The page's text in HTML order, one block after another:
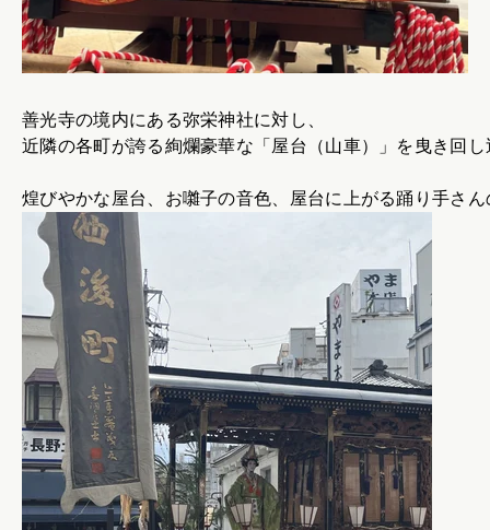
善光寺の境内にある弥栄神社に対し、
近隣の各町が誇る絢爛豪華な「屋台（山車）」を曳き回
煌びやかな屋台、お囃子の音色、屋台に上がる踊り手さ